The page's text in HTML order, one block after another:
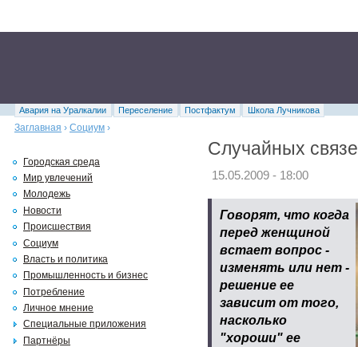
Авария на Уралкалии Переселение Постфактум
Школа Лучникова
Заглавная › Социум ›
Случайных
15.05.2009 - 18:00
Говорят, что когда
перед женщиной
встает вопрос -
изменять или нет -
решение ее
зависит от того,
насколько
"хороши" ее
Городская среда
Мир увлечений
Молодежь
Новости
Происшествия
Социум
Власть и политика
Промышленность и бизнес
Потребление
Личное мнение
Специальные приложения
Партнёры